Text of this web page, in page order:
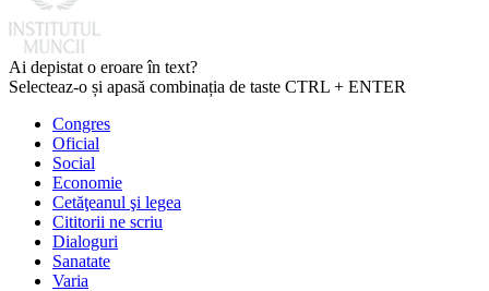
Ai depistat o eroare în text?
Selecteaz-o și apasă combinația de taste CTRL + ENTER
Congres
Oficial
Social
Economie
Cetăţeanul şi legea
Cititorii ne scriu
Dialoguri
Sanatate
Varia